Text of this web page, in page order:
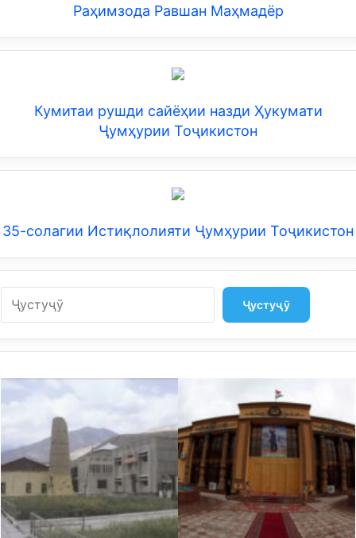
Раҳимзода Равшан Маҳмадёр
Кумитаи рушди сайёҳии назди Ҳукумати
Ҷумҳурии Тоҷикистон
35-солагии Истиқлолияти Ҷумҳурии Тоҷикистон
Ҷустуҷӯ